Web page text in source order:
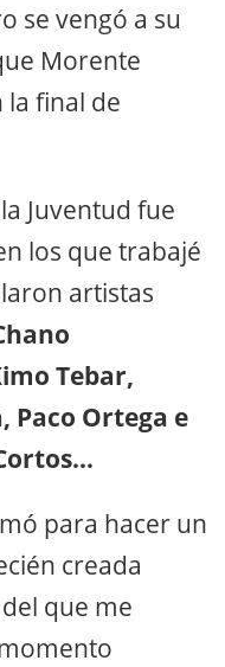
se vengó a su
Morente
la final de
Juventud fue
los que trabajé
artistas
Tebar,
Paco Ortega e
para hacer un
creada
que me